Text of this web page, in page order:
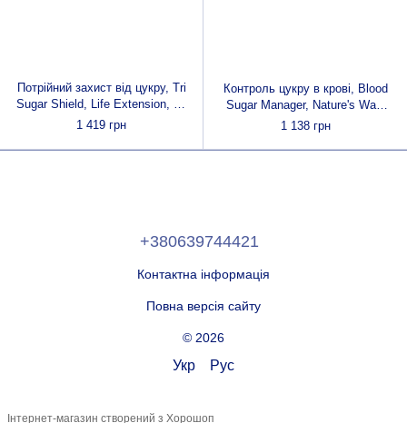
Потрійний захист від цукру, Tri
Sugar Shield, Life Extension, 60
вегетаріанських капсул
1 419 грн
Контроль цукру в крові, Blood
Sugar Manager, Nature's Way,
60 таблеток
1 138 грн
+380639744421
Контактна інформація
Повна версія сайту
© 2026
Укр Рус
Інтернет-магазин створений з Хорошоп